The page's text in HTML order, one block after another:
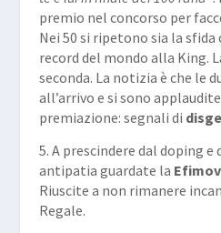
premio nel concorso per
Nei 50 si ripetono sia la
record del mondo alla King.
seconda. La notizia è che le
all’arrivo e si sono
premiazione: segnali di
5. A prescindere dal doping
antipatia guardate la
Riuscite a non rimanere
Regale.